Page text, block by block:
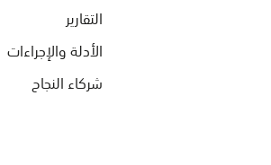
التقارير
الأدلة والإجراءات
شركاء النجاح